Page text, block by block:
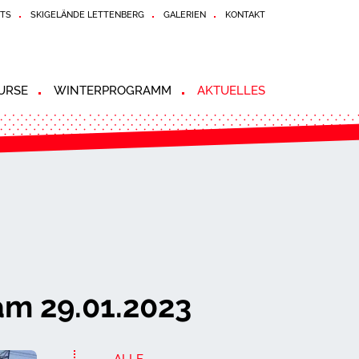
SKIGELÄNDE LETTENBERG GALERIEN KONTAKT
WINTERPROGRAMM AKTUELLES
29.01.2023